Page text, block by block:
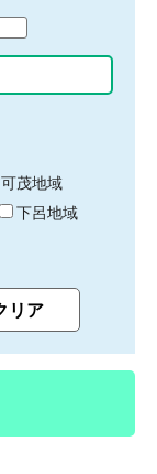
可茂地域
下呂地域